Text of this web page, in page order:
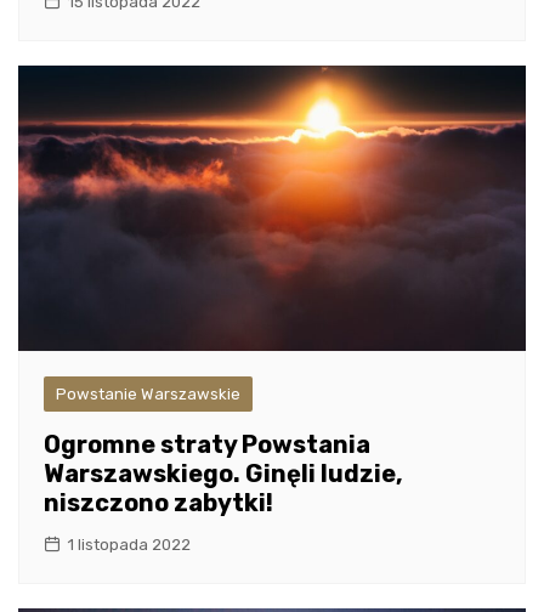
Powstanie Warszawskie
Ogromne straty Powstania
Warszawskiego. Ginęli ludzie,
niszczono zabytki!
1 listopada 2022